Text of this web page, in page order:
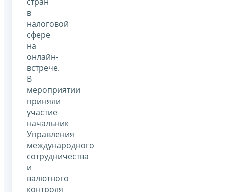
в
налоговой
сфере
на
онлайн-
встрече.
В
мероприятии
приняли
участие
начальник
Управления
международного
сотрудничества
и
валютного
контроля